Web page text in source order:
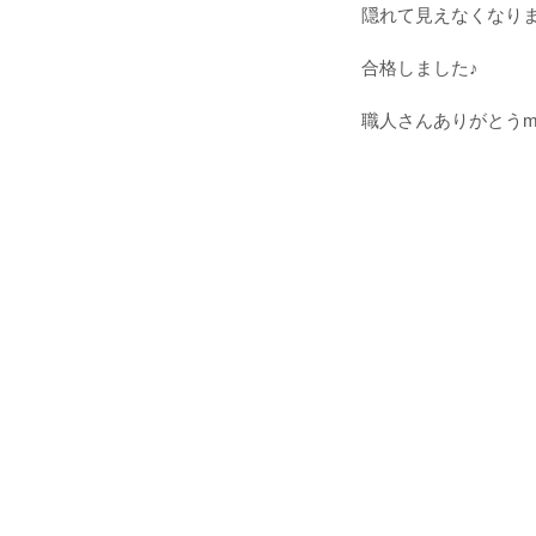
隠れて見えなくなり
合格しました♪
職人さんありがとう